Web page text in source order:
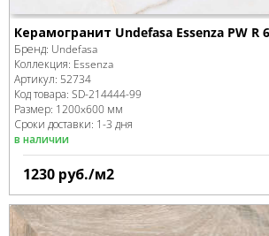
Керамогранит Undefasa Essenza PW R
Бренд: Undefasa
Коллекция: Essenza
Артикул: 52734
Код товара: SD-214444-99
Размер: 1200x600 мм
Сроки доставки: 1-3 дня
в наличии
1230 руб./м2